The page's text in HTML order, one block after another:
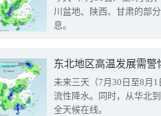
川盆地、陕西、甘肃的部
息。
东北地区高温发展需
未来三天（7月30日至8月
流性降水。同时，从华北
全天候在线。